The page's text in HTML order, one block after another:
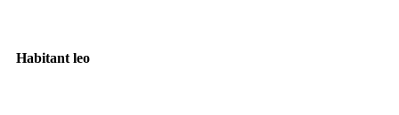
Habitant leo